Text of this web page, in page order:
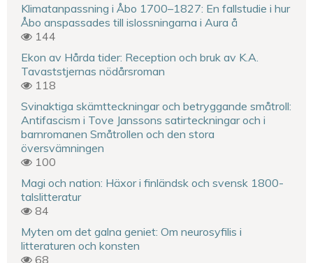
Klimatanpassning i Åbo 1700–1827: En fallstudie i hur
Åbo anspassades till islossningarna i Aura å
144
Ekon av Hårda tider: Reception och bruk av K.A.
Tavaststjernas nödårsroman
118
Svinaktiga skämtteckningar och betryggande småtroll:
Antifascism i Tove Janssons satirteckningar och i
barnromanen Småtrollen och den stora
översvämningen
100
Magi och nation: Häxor i finländsk och svensk 1800-
talslitteratur
84
Myten om det galna geniet: Om neurosyfilis i
litteraturen och konsten
68